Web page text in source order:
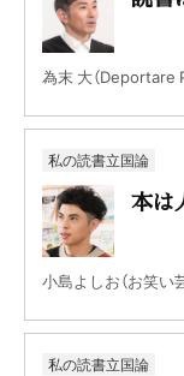
為末 大（Deportare
私の読書立国論
本は
小島よしお（お笑い
私の読書立国論